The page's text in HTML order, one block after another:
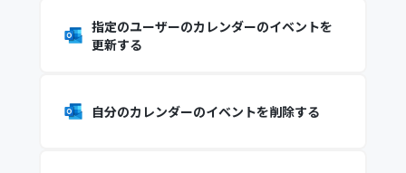
指定のユーザーのカレンダーのイベントを
更新する
自分のカレンダーのイベントを削除する